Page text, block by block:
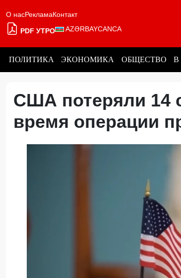
О насРекламаКонтакт
PDF УТРО AZƏRBAYCANCA
ПОЛИТИКА ЭКОНОМИКА ОБЩЕСТВО В
США потеряли 14
время операции